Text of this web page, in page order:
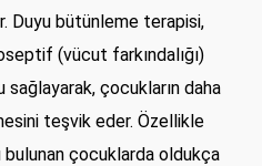
Duyu bütünleme terapisi,
(vücut farkındalığı)
sağlayarak, çocukların daha
teşvik eder. Özellikle
çocuklarda oldukça